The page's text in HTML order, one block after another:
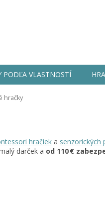
PODĽA VLASTNOSTÍ
hračky
hračiek a senzorických
darček a od 110 €